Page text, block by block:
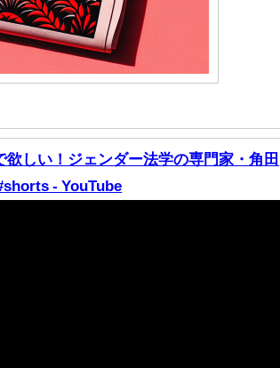
しい！ジェンダー法学の専門家・角田
- YouTube